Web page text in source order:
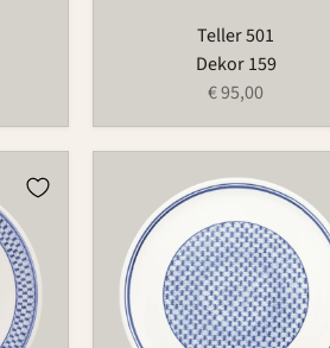
Teller 501
Dekor 159
€ 95,00